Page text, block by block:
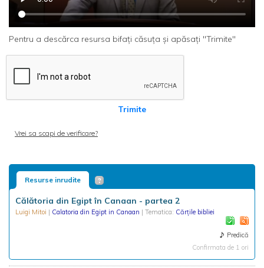
Pentru a descărca resursa bifați căsuța și apăsați "Trimite"
Trimite
Vrei sa scapi de verificare?
Resurse inrudite
Călătoria din Egipt în Canaan - partea 2
Luigi Mitoi | Calatoria din Egipt in Canaan | Tematica: Cărțile bibliei
Predică
Confirmata de 1 ori